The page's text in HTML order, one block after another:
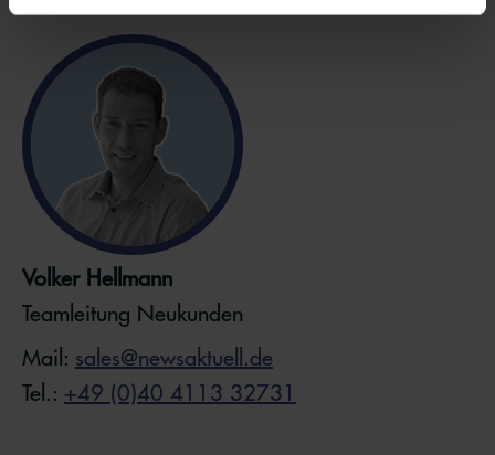
Volker Hellmann
Teamleitung Neukunden
Mail: sales@newsaktuell.de
Tel.: +49 (0)40 4113 32731